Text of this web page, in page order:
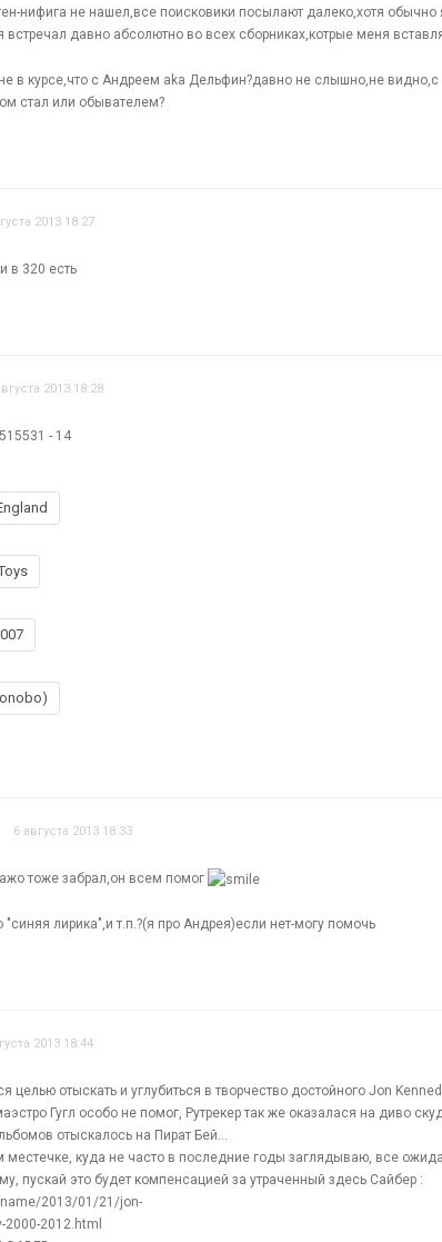
нифига не нашел,все поисковики посылают далеко,хотя
встречал давно абсолютно во всех сборниках,котрые меня
в курсе,что с Андреем aka Дельфин?давно не слышно,не
стал или обывателем?
2013 18:27
в 320 есть
2013 18:28
- 14
6 августа 2013 18:33
тоже забрал,он всем помог
"синяя лирика",и т.п.?(я про Андрея)если нет-могу помочь
2013 18:44
целью отыскать и углубиться в творчество достойного Jon
Гугл особо не помог, Рутрекер так же оказалася на диво
отыскалось на Пират Бей...
местечке, куда не часто в последние годы заглядываю, все
пускай это будет компенсацией за утраченный здесь Сайбер :
2013/01/21/jon-
2000-2012.html